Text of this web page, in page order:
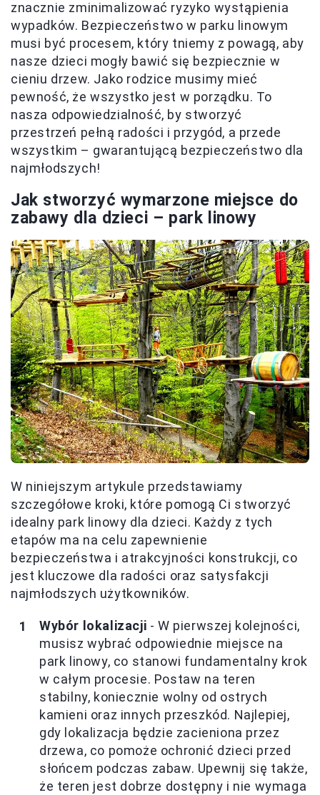
znacznie zminimalizować ryzyko wystąpienia
wypadków. Bezpieczeństwo w parku linowym
musi być procesem, który tniemy z powagą, aby
nasze dzieci mogły bawić się bezpiecznie w
cieniu drzew. Jako rodzice musimy mieć
pewność, że wszystko jest w porządku. To
nasza odpowiedzialność, by stworzyć
przestrzeń pełną radości i przygód, a przede
wszystkim – gwarantującą bezpieczeństwo dla
najmłodszych!
Jak stworzyć wymarzone miejsce do
zabawy dla dzieci – park linowy
W niniejszym artykule przedstawiamy
szczegółowe kroki, które pomogą Ci stworzyć
idealny park linowy dla dzieci. Każdy z tych
etapów ma na celu zapewnienie
bezpieczeństwa i atrakcyjności konstrukcji, co
jest kluczowe dla radości oraz satysfakcji
najmłodszych użytkowników.
Wybór lokalizacji - W pierwszej kolejności,
musisz wybrać odpowiednie miejsce na
park linowy, co stanowi fundamentalny krok
w całym procesie. Postaw na teren
stabilny, koniecznie wolny od ostrych
kamieni oraz innych przeszkód. Najlepiej,
gdy lokalizacja będzie zacieniona przez
drzewa, co pomoże ochronić dzieci przed
słońcem podczas zabaw. Upewnij się także,
że teren jest dobrze dostępny i nie wymaga